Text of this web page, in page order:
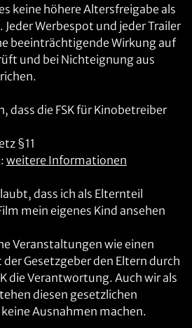
keine höhere Altersfreigabe als
Werbespot und jeder Trailer
beeinträchtigende Wirkung auf
und bei Nichteignung aus
dass die FSK für Kinobetreiber
§11
weitere Informationen
dass ich als Elternteil
mein eigenes Kind ansehen
Veranstaltungen wie einen
Gesetzgeber den Eltern durch
die Verantwortung. Auch wir als
diesen gesetzlichen
Ausnahmen machen.